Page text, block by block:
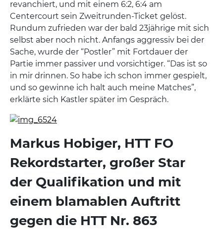
revanchiert, und mit einem 6:2, 6:4 am
Centercourt sein Zweitrunden-Ticket gelöst.
Rundum zufrieden war der bald 23jährige mit sich
selbst aber noch nicht. Anfangs aggressiv bei der
Sache, wurde der “Postler” mit Fortdauer der
Partie immer passiver und vorsichtiger. “Das ist so
in mir drinnen. So habe ich schon immer gespielt,
und so gewinne ich halt auch meine Matches”,
erklärte sich Kastler später im Gespräch.
Markus Hobiger, HTT FO
Rekordstarter, großer Star
der Qualifikation und mit
einem blamablen Auftritt
gegen die HTT Nr. 863